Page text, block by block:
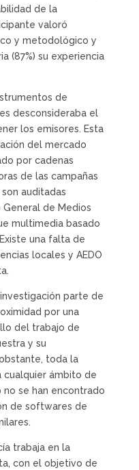
de la
valoró
y metodológico y
(87%) su experiencia
de
desconsideraba el
los emisores. Esta
del mercado
por cadenas
de las campañas
auditadas
de Medios
multimedia basado
una falta de
locales y AEDO
parte de
por una
del trabajo de
y su
toda la
ámbito de
se han encontrado
de softwares de
trabaja en la
con el objetivo de